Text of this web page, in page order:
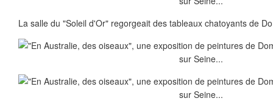
La salle du "Soleil d'Or" regorgeait des tableaux chatoyants de